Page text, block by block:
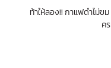
ท้าให้ลอง!! กาแฟดำไม่
ค